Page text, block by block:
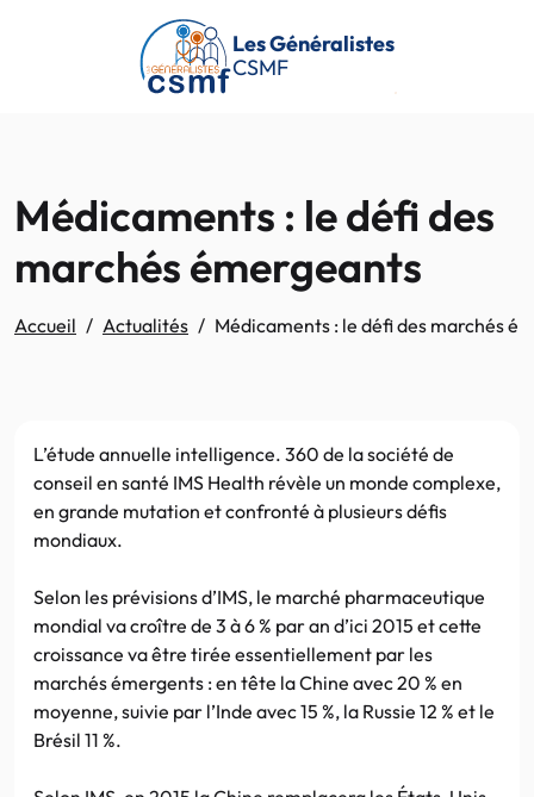
Passer au contenu principal
Les Généralistes
CSMF
Médicaments : le défi des
marchés émergeants
Accueil Actualités Médicaments : le défi des marchés
L’étude annuelle intelligence. 360 de la société de
conseil en santé IMS Health révèle un monde complexe,
en grande mutation et confronté à plusieurs défis
mondiaux.
Selon les prévisions d’IMS, le marché pharmaceutique
mondial va croître de 3 à 6 % par an d’ici 2015 et cette
croissance va être tirée essentiellement par les
marchés émergents : en tête la Chine avec 20 % en
moyenne, suivie par l’Inde avec 15 %, la Russie 12 % et le
Brésil 11 %.